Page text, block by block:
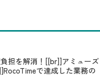
担を解消！[[br]]アミューズ
で達成した業務の